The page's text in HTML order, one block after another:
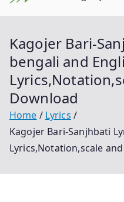
content
Kagojer Bari-
bengali and
Download
Home
Lyrics
Kagojer Bari-Sanjhbati
Lyrics,Notation,scale